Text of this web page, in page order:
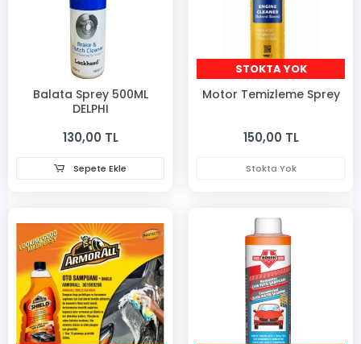
Balata Sprey 500ML
DELPHI
130,00 TL
Sepete Ekle
STOKTA YOK
Motor Temizleme Sprey
150,00 TL
Stokta Yok